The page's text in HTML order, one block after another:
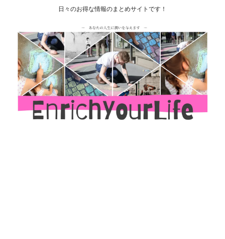
日々のお得な情報のまとめサイトです！